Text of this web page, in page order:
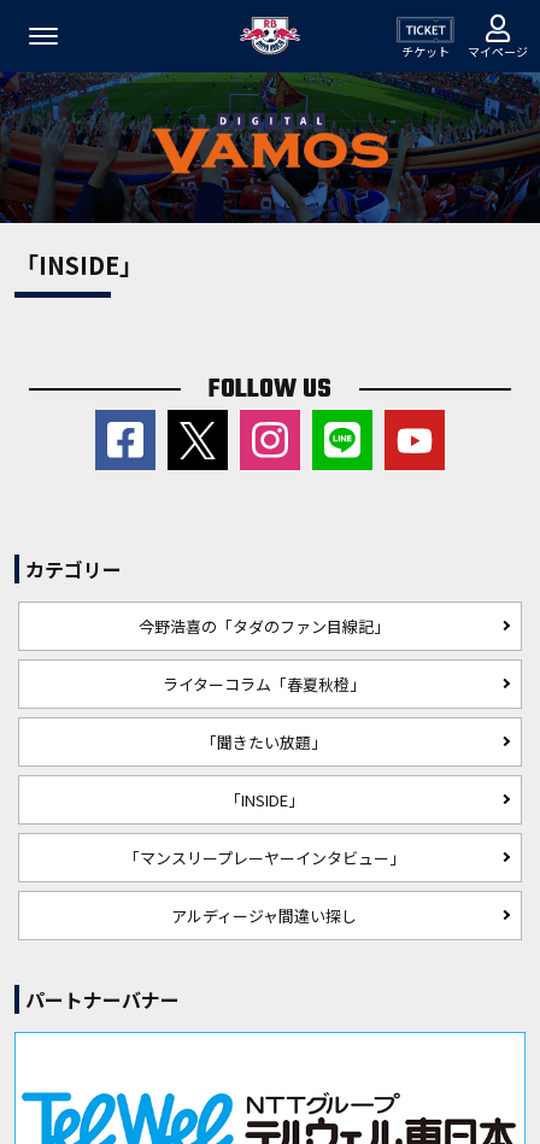
チケット マイページ
「INSIDE」
FOLLOW US
カテゴリー
今野浩喜の「タダのファン目線記」
ライターコラム「春夏秋橙」
「聞きたい放題」
「INSIDE」
「マンスリープレーヤーインタビュー」
アルディージャ間違い探し
パートナーバナー